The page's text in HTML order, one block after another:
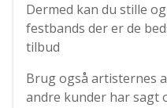
Dermed kan du stille
festbands der er de
tilbud
Brug også artisternes
andre kunder har